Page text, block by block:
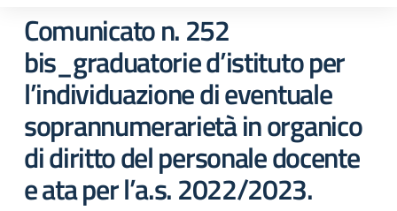
Comunicato n. 252
bis_graduatorie d’istituto per
l’individuazione di eventuale
soprannumerarietà in organico
di diritto del personale docente
e ata per l’a.s. 2022/2023.